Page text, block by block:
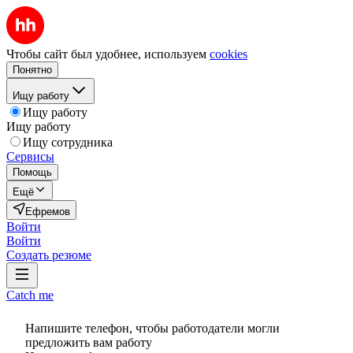
Чтобы сайт был удобнее, используем cookies
Понятно
Ищу работу
Ищу работу
Ищу работу
Ищу сотрудника
Сервисы
Помощь
Ещё
Ефремов
Войти
Войти
Создать резюме
Catch me
Напишите телефон, чтобы работодатели могли
предложить вам работу